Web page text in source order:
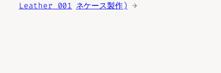
Leather 001 ネケース製作) →